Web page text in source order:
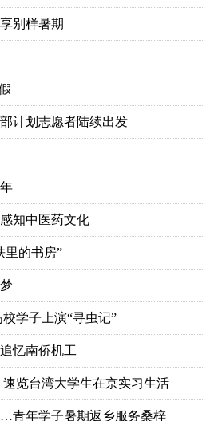
别样暑期
计划志愿者陆续出发
知中医药文化
里的书房”
学子上演“寻虫记”
忆南侨机工
览台湾大学生在京实习生活
青年学子暑期返乡服务桑梓